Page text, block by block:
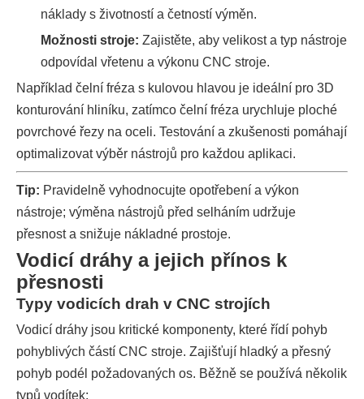
náklady s životností a četností výměn.
Možnosti stroje: Zajistěte, aby velikost a typ nástroje
odpovídal vřetenu a výkonu CNC stroje.
Například čelní fréza s kulovou hlavou je ideální pro 3D
konturování hliníku, zatímco čelní fréza urychluje ploché
povrchové řezy na oceli. Testování a zkušenosti pomáhají
optimalizovat výběr nástrojů pro každou aplikaci.
Tip: Pravidelně vyhodnocujte opotřebení a výkon
nástroje; výměna nástrojů před selháním udržuje
přesnost a snižuje nákladné prostoje.
Vodicí dráhy a jejich přínos k
přesnosti
Typy vodicích drah v CNC strojích
Vodicí dráhy jsou kritické komponenty, které řídí pohyb
pohyblivých částí CNC stroje. Zajišťují hladký a přesný
pohyb podél požadovaných os. Běžně se používá několik
typů vodítek: